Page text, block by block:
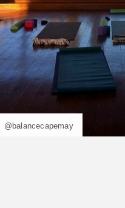
@balancecapemay